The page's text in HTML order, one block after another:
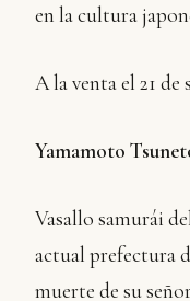
en la cultura
A la venta el 21 de
Yamamoto
Vasallo samurái
actual prefectura
muerte de su